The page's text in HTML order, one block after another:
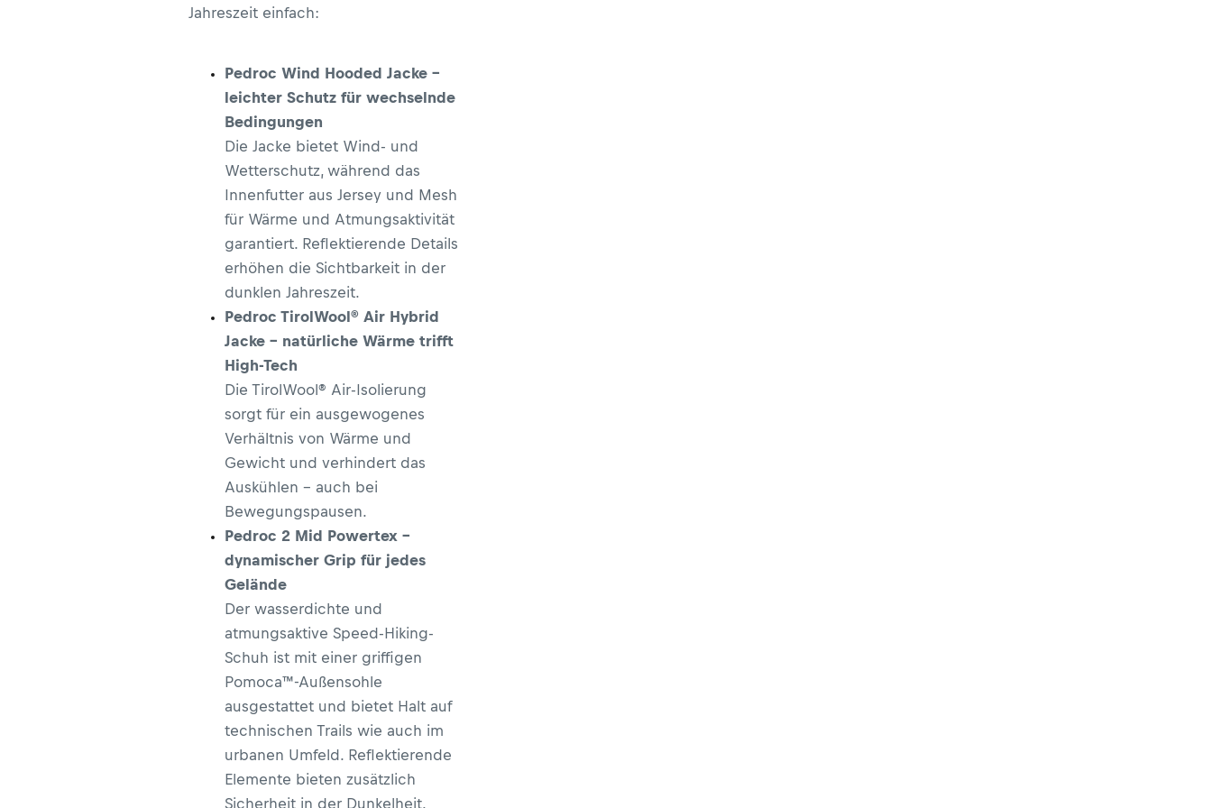
Jahreszeit einfach:
Pedroc Wind Hooded Jacke –
leichter Schutz für wechselnde
Bedingungen
Die Jacke bietet Wind- und
Wetterschutz, während das
Innenfutter aus Jersey und Mesh
für Wärme und Atmungsaktivität
garantiert. Reflektierende Details
erhöhen die Sichtbarkeit in der
dunklen Jahreszeit.
Pedroc TirolWool® Air Hybrid
Jacke – natürliche Wärme trifft
High-Tech
Die TirolWool® Air-Isolierung
sorgt für ein ausgewogenes
Verhältnis von Wärme und
Gewicht und verhindert das
Auskühlen – auch bei
Bewegungspausen.
Pedroc 2 Mid Powertex –
dynamischer Grip für jedes
Gelände
Der wasserdichte und
atmungsaktive Speed-Hiking-
Schuh ist mit einer griffigen
Pomoca™-Außensohle
ausgestattet und bietet Halt auf
technischen Trails wie auch im
urbanen Umfeld. Reflektierende
Elemente bieten zusätzlich
Sicherheit in der Dunkelheit.